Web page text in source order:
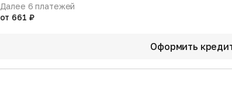
Далее 6 платежей
от 661 ₽
Оформить